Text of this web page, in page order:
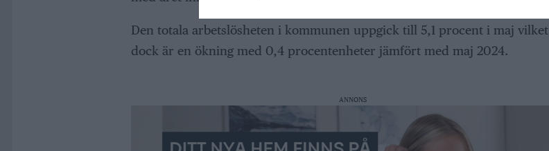
Den totala arbetslösheten i kommunen uppgick till 5,1 procent i maj vilket
dock är en ökning med 0,4 procentenheter jämfört med maj 2024.
ANNONS